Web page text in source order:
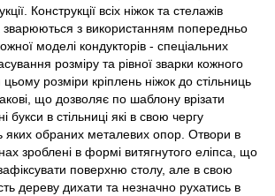
Конструкції всіх ніжок та стелажів
зварюються з використанням попередньо
моделі кондукторів - спеціальних
розміру та рівної зварки кожного
розміри кріплень ніжок до стільниць
що дозволяє по шаблону врізати
букси в стільниці які в свою чергу
яких обраних металевих опор. Отвори в
зроблені в формі витягнутого еліпса, що
поверхню столу, але в свою
дереву дихати та незначно рухатись в